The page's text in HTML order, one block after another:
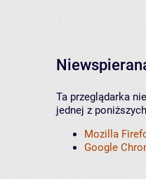
Ta przeglądarka
jednej z
Mozilla
Google